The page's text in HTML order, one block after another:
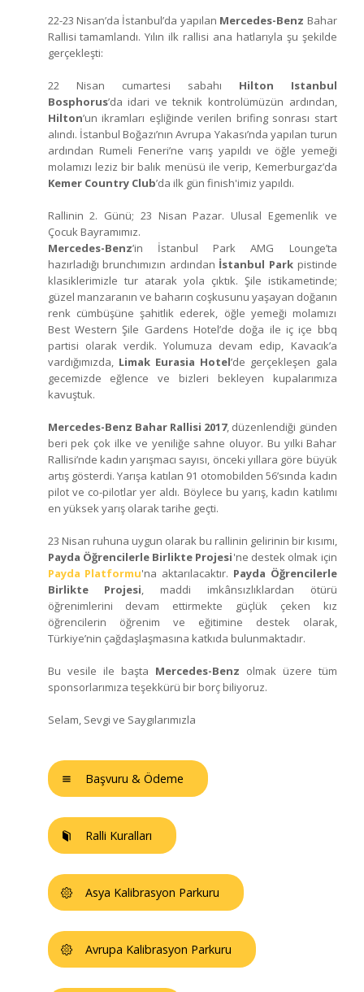
22-23 Nisan’da İstanbul’da yapılan Mercedes-Benz Bahar
Rallisi tamamlandı. Yılın ilk rallisi ana hatlarıyla şu şekilde
gerçekleşti:
22 Nisan cumartesi sabahı Hilton Istanbul
Bosphorus’da idari ve teknik kontrolümüzün ardından,
Hilton’un ikramları eşliğinde verilen brifing sonrası start
alındı. İstanbul Boğazı’nın Avrupa Yakası’nda yapılan turun
ardından Rumeli Feneri’ne varış yapıldı ve öğle yemeği
molamızı leziz bir balık menüsü ile verip, Kemerburgaz’da
Kemer Country Club’da ilk gün finish'imiz yapıldı.
Rallinin 2. Günü; 23 Nisan Pazar. Ulusal Egemenlik ve
Çocuk Bayramımız.
Mercedes-Benz’in İstanbul Park AMG Lounge’ta
hazırladığı brunchımızın ardından İstanbul Parkpistinde
klasiklerimizle tur atarak yola çıktık. Şile istikametinde;
güzel manzaranın ve baharın coşkusunu yaşayan doğanın
renk cümbüşüne şahitlik ederek, öğle yemeği molamızı
Best Western Şile Gardens Hotel’de doğa ile iç içe bbq
partisi olarak verdik. Yolumuza devam edip, Kavacık’a
vardığımızda, Limak Eurasia Hotel’de gerçekleşen gala
gecemizde eğlence ve bizleri bekleyen kupalarımıza
kavuştuk.
Mercedes-Benz Bahar Rallisi 2017, düzenlendiği günden
beri pek çok ilke ve yeniliğe sahne oluyor. Bu yılki Bahar
Rallisi’nde kadın yarışmacı sayısı, önceki yıllara göre büyük
artış gösterdi. Yarışa katılan 91 otomobilden 56’sında kadın
pilot ve co-pilotlar yer aldı. Böylece bu yarış, kadın katılımı
en yüksek yarış olarak tarihe geçti.
23 Nisan ruhuna uygun olarak bu rallinin gelirinin bir kısımı,
Payda Öğrencilerle Birlikte Projesi'ne destek olmak için
Payda Platformu'na aktarılacaktır. Payda Öğrencilerle
Birlikte Projesi, maddi imkânsızlıklardan ötürü
öğrenimlerini devam ettirmekte güçlük çeken kız
öğrencilerin öğrenim ve eğitimine destek olarak,
Türkiye’nin çağdaşlaşmasına katkıda bulunmaktadır.
Bu vesile ile başta Mercedes-Benz olmak üzere tüm
sponsorlarımıza teşekkürü bir borç biliyoruz.
Selam, Sevgi ve Saygılarımızla
Başvuru & Ödeme
Ralli Kuralları
Asya Kalibrasyon Parkuru
Avrupa Kalibrasyon Parkuru